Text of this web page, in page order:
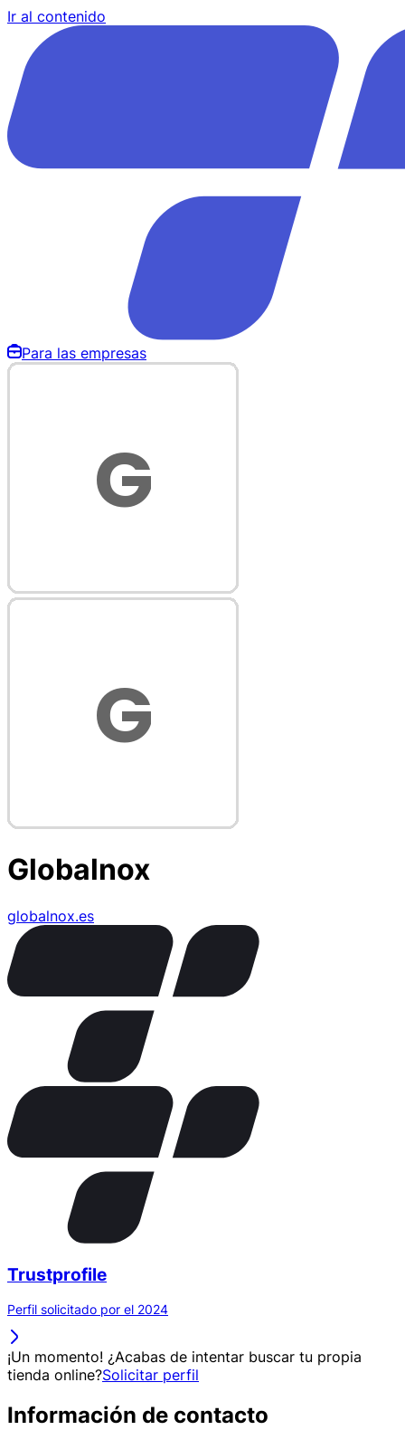
Ir al contenido
Para las empresas
Globalnox
globalnox.es
Trustprofile
Perfil solicitado por el 2024
¡Un momento! ¿Acabas de intentar buscar tu propia
tienda online?Solicitar perfil
Información de contacto